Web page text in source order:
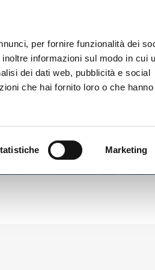
per fornire funzionalità dei
informazioni sul modo in cui
dei dati web, pubblicità e social
che hai fornito loro o che hanno
Marketing